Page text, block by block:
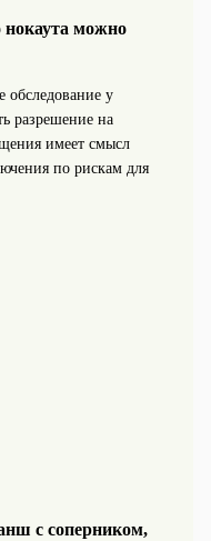
нокаута можно
обследование у
разрешение на
имеет смысл
по рискам для
с соперником,